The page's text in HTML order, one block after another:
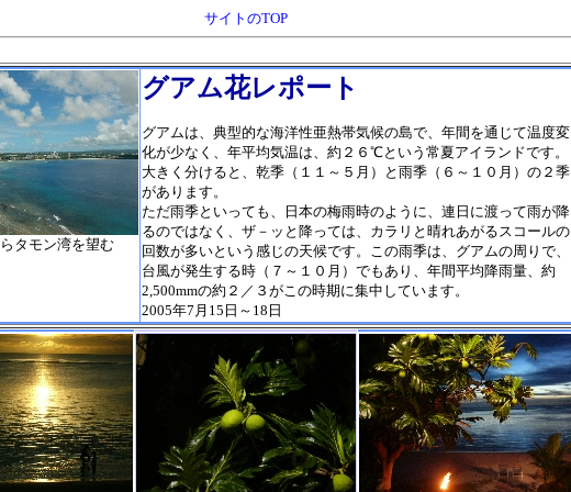
サイトのTOP
タモン湾を望む
グアム花レポート
グアムは、典型的な海洋性亜熱帯気候の島で、年間を通じて温度変
化が少なく、年平均気温は、約２６℃という常夏アイランドです。
大きく分けると、乾季（１１～５月）と雨季（６～１０月）の２季
があります。
ただ雨季といっても、日本の梅雨時のように、連日に渡って雨が降
るのではなく、ザ－ッと降っては、カラリと晴れあがるスコールの
回数が多いという感じの天候です。この雨季は、グアムの周りで、
台風が発生する時（７～１０月）でもあり、年間平均降雨量、約
2,500mmの約２／３がこの時期に集中しています。
2005年7月15日～18日